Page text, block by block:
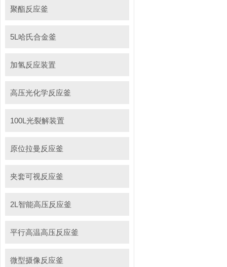
聚酯反应釜
5L哈氏合金釜
加氢反应装置
高压光化学反应釜
100L光裂解装置
原位拉曼反应釜
夹套可视反应釜
2L智能高压反应釜
平行高温高压反应釜
微型摄像反应釜